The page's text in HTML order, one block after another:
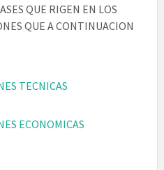
QUE RIGEN EN LOS
QUE A CONTINUACION
TECNICAS
ECONOMICAS